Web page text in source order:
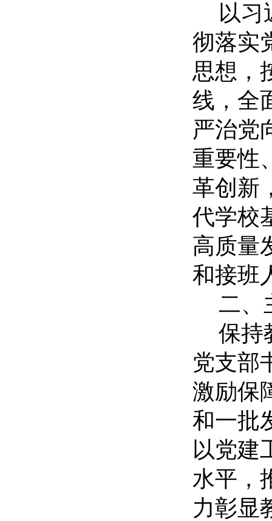
以习
彻落实
思想，
线，全
严治党
重要性
革创新
代学校
高质量
和接班
二、
保持
党支部
激励保
和一批
以党建
水平，
力彰显